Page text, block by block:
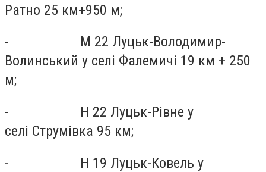
Ратно 25 км+950 м;
- М 22 Луцьк-Володимир-
Волинський у селі Фалемичі 19 км + 250
м;
- Н 22 Луцьк-Рівне у
селі Струмівка 95 км;
- Н 19 Луцьк-Ковель у